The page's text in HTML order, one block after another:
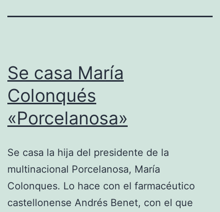
Se casa María
Colonqués
«Porcelanosa»
Se casa la hija del presidente de la
multinacional Porcelanosa, María
Colonques. Lo hace con el farmacéutico
castellonense Andrés Benet, con el que